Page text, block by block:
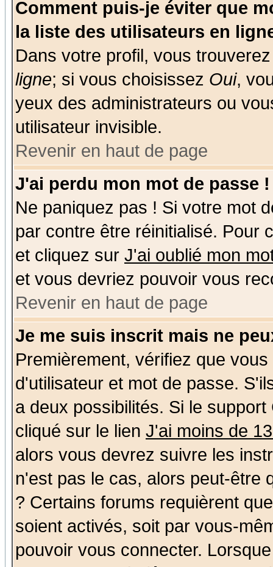
Comment puis-je éviter que
la liste des utilisateurs en
Dans votre profil, vous
ligne; si vous choisissez Oui,
yeux des administrateurs ou
utilisateur invisible.
Revenir en haut de page
J'ai perdu mon mot de passe !
Ne paniquez pas ! Si votre mot
par contre être réinitialisé. Pour
et cliquez sur J'ai oublié mon
et vous devriez pouvoir vous
Revenir en haut de page
Je me suis inscrit mais ne
Premièrement, vérifiez que
d'utilisateur et mot de passe.
a deux possibilités. Si le
cliqué sur le lien J'ai moins de
alors vous devrez suivre les
n'est pas le cas, alors peut-être
? Certains forums requièrent
soient activés, soit par vous-
pouvoir vous connecter.